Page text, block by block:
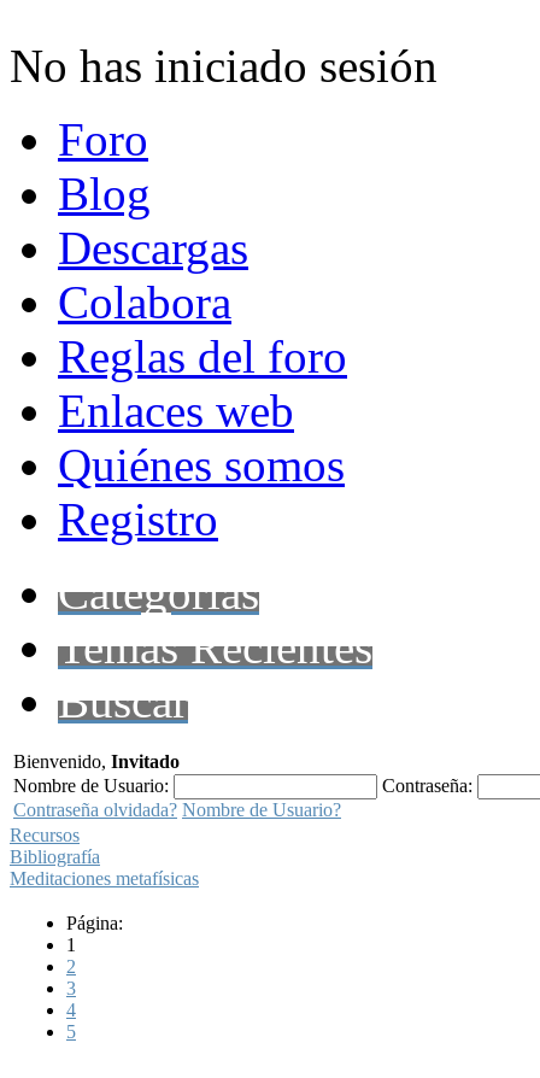
No has iniciado sesión
Foro
Blog
Descargas
Colabora
Reglas del foro
Enlaces web
Quiénes somos
Registro
Categorías
Temas Recientes
Buscar
Bienvenido, Invitado
Nombre de Usuario:
Contraseña:
Contraseña olvidada? Nombre de Usuario?
Recursos
Bibliografía
Meditaciones metafísicas
Página:
1
2
3
4
5